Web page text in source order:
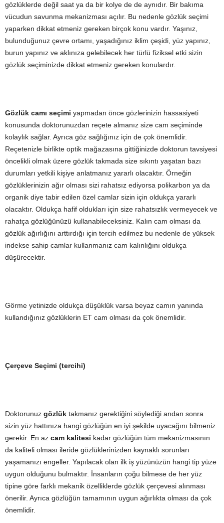
gözlüklerde değil saat ya da bir kolye de de aynıdır. Bir bakıma
vücudun savunma mekanizması açılır. Bu nedenle gözlük seçimi
yaparken dikkat etmeniz gereken birçok konu vardır. Yaşınız,
bulunduğunuz çevre ortamı, yaşadığınız iklim çeşidi, yüz yapınız,
burun yapınız ve aklınıza gelebilecek her türlü fiziksel etki sizin
gözlük seçiminizde dikkat etmeniz gereken konulardır.
Gözlük camı seçimi yapmadan önce gözlerinizin hassasiyeti
konusunda doktorunuzdan reçete almanız size cam seçiminde
kolaylık sağlar. Ayrıca göz sağlığınız için de çok önemlidir.
Reçetenizle birlikte optik mağazasına gittiğinizde doktorun tavsiyesi
öncelikli olmak üzere gözlük takmada size sıkıntı yaşatan bazı
durumları yetkili kişiye anlatmanız yararlı olacaktır. Örneğin
gözlüklerinizin ağır olması sizi rahatsız ediyorsa polikarbon ya da
organik diye tabir edilen özel camlar sizin için oldukça yararlı
olacaktır. Oldukça hafif oldukları için size rahatsızlık vermeyecek ve
rahatça gözlüğünüzü kullanabileceksiniz. Kalın cam olması da
gözlük ağırlığını arttırdığı için tercih edilmez bu nedenle de yüksek
indekse sahip camlar kullanmanız cam kalınlığını oldukça
düşürecektir.
Görme yetinizde oldukça düşüklük varsa beyaz camın yanında
kullandığınız gözlüklerin ET cam olması da çok önemlidir.
Çerçeve Seçimi (tercihi)
Doktorunuz gözlük takmanız gerektiğini söylediği andan sonra
sizin yüz hattınıza hangi gözlüğün en iyi şekilde uyacağını bilmeniz
gerekir. En az cam kalitesi kadar gözlüğün tüm mekanizmasının
da kaliteli olması ileride gözlüklerinizden kaynaklı sorunları
yaşamanızı engeller. Yapılacak olan ilk iş yüzünüzün hangi tip yüze
uygun olduğunu bulmaktır. İnsanların çoğu bilmese de her yüz
tipine göre farklı mekanik özelliklerde gözlük çerçevesi alınması
önerilir. Ayrıca gözlüğün tamamının uygun ağırlıkta olması da çok
önemlidir.